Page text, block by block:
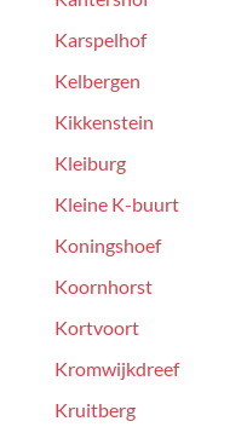
Karspelhof
Kelbergen
Kikkenstein
Kleiburg
Kleine K-buurt
Koningshoef
Koornhorst
Kortvoort
Kromwijkdreef
Kruitberg